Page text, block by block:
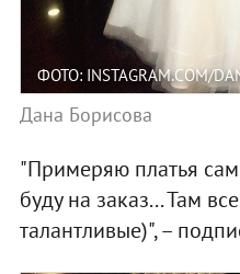
ФОТО: INSTAGRAM.COM/
Дана Борисова
"Примеряю платья
буду на заказ... Там
талантливые)", –